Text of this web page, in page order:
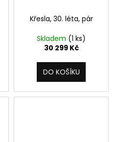
Křesla, 30. léta, pár
Skladem (1 ks)
30 299 Kč
DO KOŠÍKU